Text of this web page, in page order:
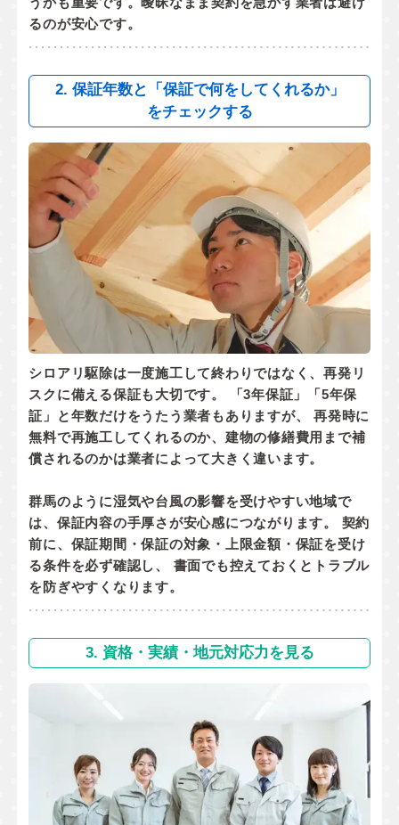
るのが安心です。
2. 保証年数と「保証で何をしてくれるか」
をチェックする
シロアリ駆除は一度施工して終わりではなく、再発リ
スクに備える保証も大切です。 「3年保証」「5年保
証」と年数だけをうたう業者もありますが、 再発時に
無料で再施工してくれるのか、 建物の修繕費用まで補
償されるのかは業者によって大きく違います。
群馬のように湿気や台風の影響を受けやすい地域で
は、保証内容の手厚さが安心感につながります。 契約
前に、 保証期間・保証の対象・上限金額・保証を受け
る条件を必ず確認し、 書面でも控えておくとトラブル
を防ぎやすくなります。
3. 資格・実績・地元対応力を見る